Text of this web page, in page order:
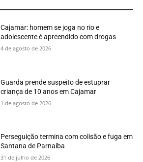
Cajamar: homem se joga no rio e
adolescente é apreendido com drogas
4 de agosto de 2026
Guarda prende suspeito de estuprar
criança de 10 anos em Cajamar
1 de agosto de 2026
Perseguição termina com colisão e fuga em
Santana de Parnaíba
31 de julho de 2026